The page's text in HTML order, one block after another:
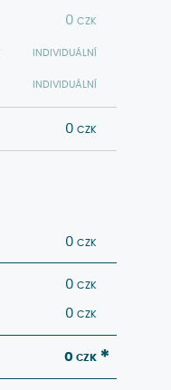
0
0
0
0
0
0